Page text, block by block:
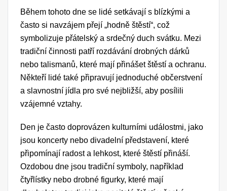
Během tohoto dne se lidé setkávají s blízkými a
často si navzájem přejí „hodně štěstí“, což
symbolizuje přátelský a srdečný duch svátku. Mezi
tradiční činnosti patří rozdávání drobných dárků
nebo talismanů, které mají přinášet štěstí a ochranu.
Někteří lidé také připravují jednoduché občerstvení
a slavnostní jídla pro své nejbližší, aby posílili
vzájemné vztahy.
Den je často doprovázen kulturními událostmi, jako
jsou koncerty nebo divadelní představení, které
připomínají radost a lehkost, které štěstí přináší.
Ozdobou dne jsou tradiční symboly, například
čtyřlístky nebo drobné figurky, které mají